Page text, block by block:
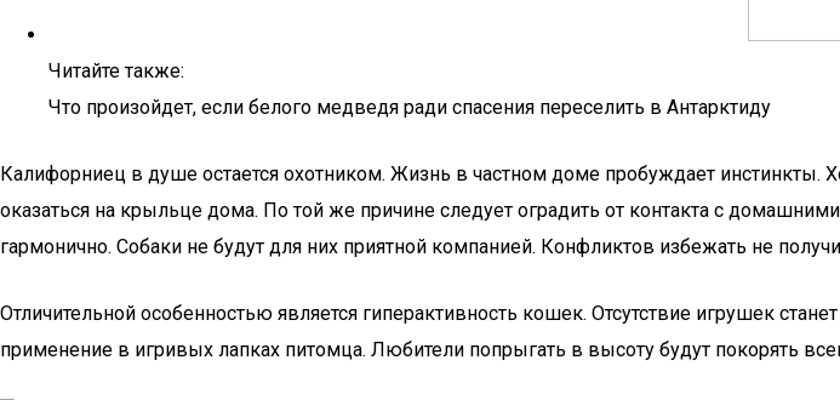
Читайте также:
Что произойдет, если белого медведя ради спасения переселить в Антарктиду
Калифорниец в душе остается охотником. Жизнь в частном доме пробуждает
оказаться на крыльце дома. По той же причине следует оградить от контакта с
гармонично. Собаки не будут для них приятной компанией. Конфликтов избежать не
Отличительной особенностью является гиперактивность кошек. Отсутствие игрушек
применение в игривых лапках питомца. Любители попрыгать в высоту будут покорять